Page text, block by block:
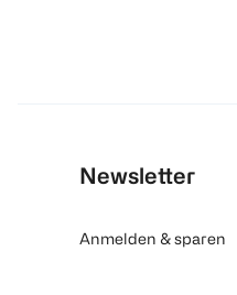
Newsletter
Anmelden & sparen